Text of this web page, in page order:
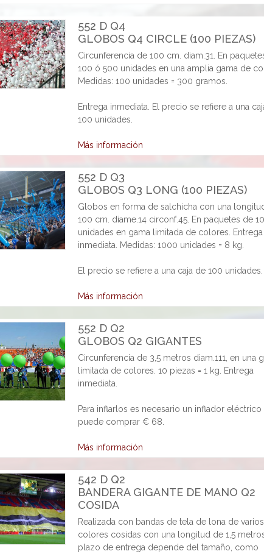
552 D Q4
GLOBOS Q4 CIRCLE (100 PIEZAS)
Circunferencia de 100 cm. diam.31. En
100 ó 500 unidades en una amplia gama de
Medidas: 100 unidades = 300 gramos.
Entrega inmediata. El precio se refiere a una
100 unidades.
Más información
552 D Q3
GLOBOS Q3 LONG (100 PIEZAS)
Globos en forma de salchicha con una
100 cm. diame.14 circonf.45. En paquetes de
unidades en gama limitada de colores. Entrega
inmediata. Medidas: 1000 unidades = 8 kg.
El precio se refiere a una caja de 100 unidades.
Más información
552 D Q2
GLOBOS Q2 GIGANTES
Circunferencia de 3,5 metros diam.111, en una
limitada de colores. 10 piezas = 1 kg. Entrega
inmediata.
Para inflarlos es necesario un inflador eléctrico
puede comprar € 68.
Más información
542 D Q2
BANDERA GIGANTE DE MANO Q2
COSIDA
Realizada con bandas de tela de lona de varios
colores cosidas con una longitud de 1,5
plazo de entrega depende del tamaño, como